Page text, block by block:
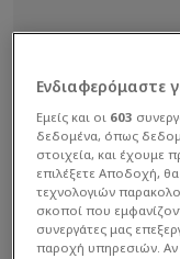
Ενδιαφερόμαστε
Εμείς και οι 603
δεδομένα, όπως
στοιχεία, και έχουμε
επιλέξετε Αποδοχή,
τεχνολογιών
σκοποί που
συνεργάτες μας
παροχή υπηρεσιών. Αν